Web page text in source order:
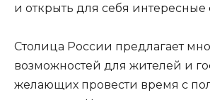
и открыть для себя интересные
Столица России предлагает
возможностей для жителей и
желающих провести время с